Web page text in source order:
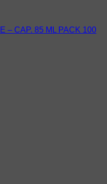
– CAP. 85 ML PACK 100